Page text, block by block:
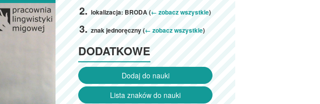
lokalizacja: BRODA (← zobacz wszystkie)
znak jednoręczny (← zobacz wszystkie)
DODATKOWE
Dodaj do nauki
Lista znaków do nauki